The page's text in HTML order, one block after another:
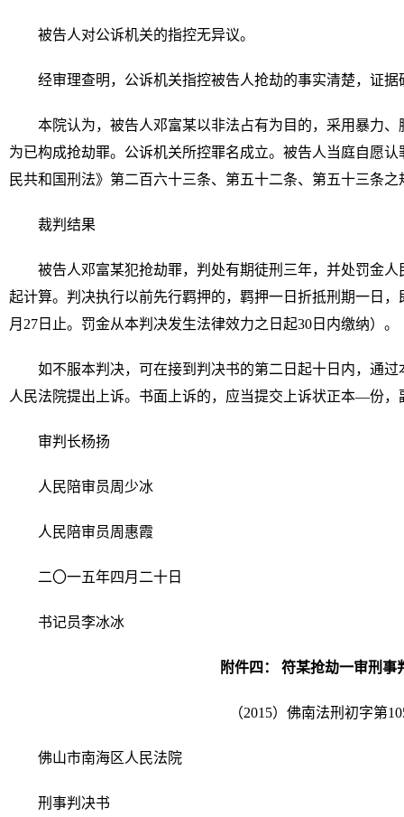
被告人对公诉机关的指控无异议。
经审理查明，公诉机关指控被告人抢劫的事实清楚，证
本院认为，被告人邓富某以非法占有为目的，采用暴力
为已构成抢劫罪。公诉机关所控罪名成立。被告人当庭自愿
民共和国刑法》第二百六十三条、第五十二条、第五十三条
裁判结果
被告人邓富某犯抢劫罪，判处有期徒刑三年，并处罚金
起计算。判决执行以前先行羁押的，羁押一日折抵刑期一日，
月27日止。罚金从本判决发生法律效力之日起30日内缴纳）。
如不服本判决，可在接到判决书的第二日起十日内，通
人民法院提出上诉。书面上诉的，应当提交上诉状正本—份，
审判长杨扬
人民陪审员周少冰
人民陪审员周惠霞
二〇一五年四月二十日
书记员李冰冰
附件四： 符某抢劫一审刑事
（2015）佛南法刑初字第
佛山市南海区人民法院
刑事判决书